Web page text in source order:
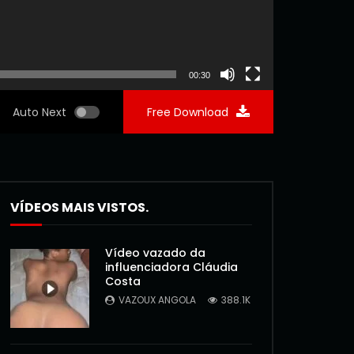
00:30
Auto Next Free Download
VÍDEOS MAIS VISTOS.
Vídeo vazado da
influenciadora Cláudia
Costa
VAZOUX ANGOLA 388.1K